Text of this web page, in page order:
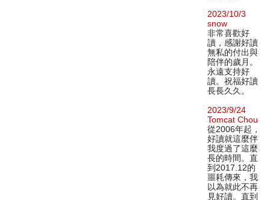
2023/10/3
snow
非常喜歡好
讀，感謝好讀
無私的付出與
陪伴的歲月。
永遠支持好
讀。祝福好讀
長長久久。
2023/9/24
Tomcat Chou
從2006年起，
好讀就這麼伴
我度過了這麼
長的時間。直
到2017.12的
噩耗傳來，我
以為就此不再
見好讀。直到